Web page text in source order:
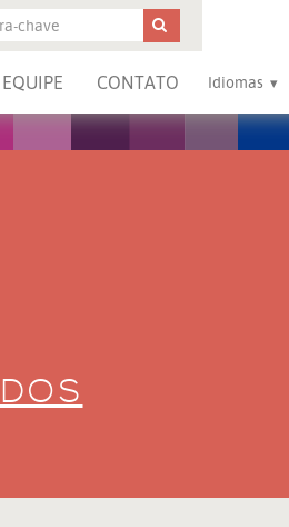
EQUIPE CONTATO Idiomas